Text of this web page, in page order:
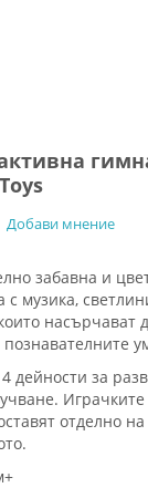
Добави мнение
забавна и
с музика,
насърчават
познавателните
дейности за
Играчките
отделно